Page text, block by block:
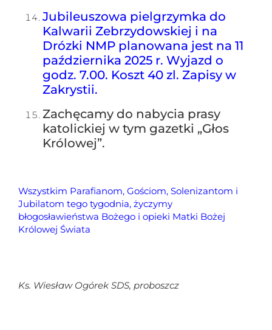
Jubileuszowa pielgrzymka do
Kalwarii Zebrzydowskiej i na
Drózki NMP planowana jest na 11
października 2025 r. Wyjazd o
godz. 7.00. Koszt 40 zl. Zapisy w
Zakrystii.
Zachęcamy do nabycia prasy
katolickiej w tym gazetki „Głos
Królowej”.
Wszystkim Parafianom, Gościom, Solenizantom i
Jubilatom tego tygodnia, życzymy
błogosławieństwa Bożego i opieki Matki Bożej
Królowej Świata
Ks. Wiesław Ogórek SDS, proboszcz